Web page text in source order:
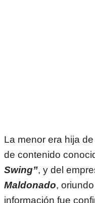
La menor era hija de
de contenido
Swing”, y del
Maldonado,
información fue